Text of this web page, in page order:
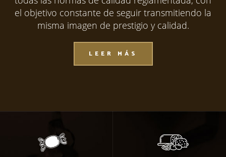
el objetivo constante de seguir transmitiendo la
misma imagen de prestigio y calidad.
LEER MÁS